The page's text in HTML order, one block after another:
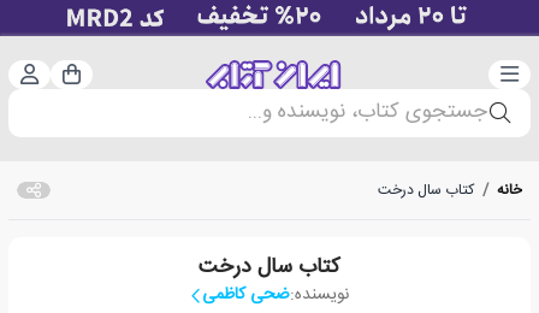
دسته‌بندی سبد
جستجوی کتاب، نویسنده و...
خانه / کتاب سال درخت
کتاب سال درخت
نویسنده:ضحی کاظمی